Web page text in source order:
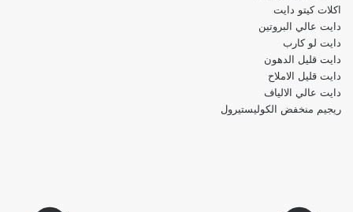
اكلات كيتو دايت
دايت عالي البروتين
دايت لو كارب
دايت قليل الدهون
دايت قليل الاملاح
دايت عالي الالياف
ريجيم منخفض الكوليستيرول